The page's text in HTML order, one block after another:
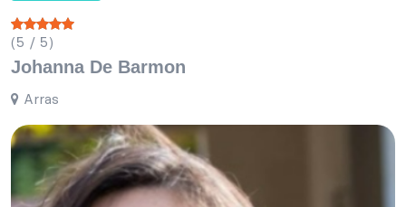
(5 / 5)
Johanna De Barmon
Arras